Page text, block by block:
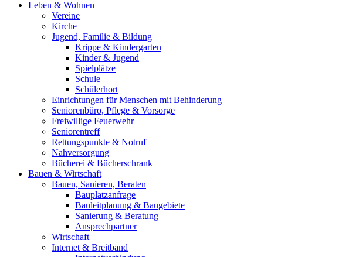
Leben & Wohnen
Vereine
Kirche
Jugend, Familie & Bildung
Krippe & Kindergarten
Kinder & Jugend
Spielplätze
Schule
Schülerhort
Einrichtungen für Menschen mit Behinderung
Seniorenbüro, Pflege & Vorsorge
Freiwillige Feuerwehr
Seniorentreff
Rettungspunkte & Notruf
Nahversorgung
Bücherei & Bücherschrank
Bauen & Wirtschaft
Bauen, Sanieren, Beraten
Bauplatzanfrage
Bauleitplanung & Baugebiete
Sanierung & Beratung
Ansprechpartner
Wirtschaft
Internet & Breitband